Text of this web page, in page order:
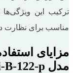
مناسب برای نظارت
مدل Ai-B-122-p